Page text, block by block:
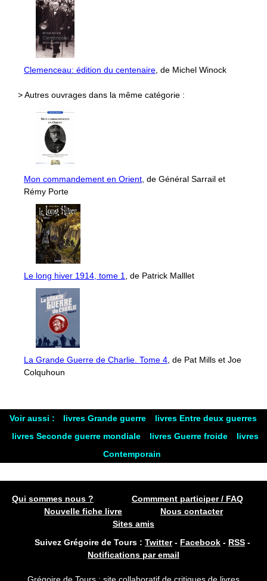
Clemenceau: édition du centenaire , de Michel Winock
> Autres ouvrages dans la même catégorie :
Mon commandement en Orient , de Général Sarrail et
Rémy Porte
Le long hiver 1914, tome 1 , de Patrick Malllet
La Grande Guerre de Charlie. Tome 4 , de Pat Mills et Joe
Colquhoun
Voir aussi : livres Grande guerre
livres Entre deux guerres
livres Seconde guerre mondiale
livres Guerre froide
livres
Contemporain
Qui sommes nous ?
Commment participer / FAQ
Nouvelle fiche livre
Nous contacter
Sites amis
Suivez Grégoire de Tours : Twitter- Facebook - RSS -
Notifications par email